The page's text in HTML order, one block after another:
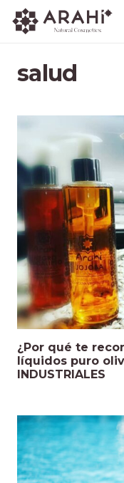
salud
¿Por qué te
líquidos puro
INDUSTRIALES